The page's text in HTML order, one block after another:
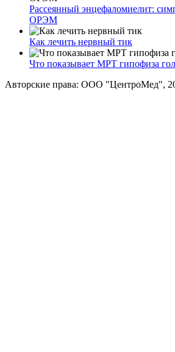
Рассеянный энцефаломиелит:
ОРЭМ
Как лечить нервный тик
Что показывает МРТ гипофиза
Авторские права: ООО "ЦентроМед",